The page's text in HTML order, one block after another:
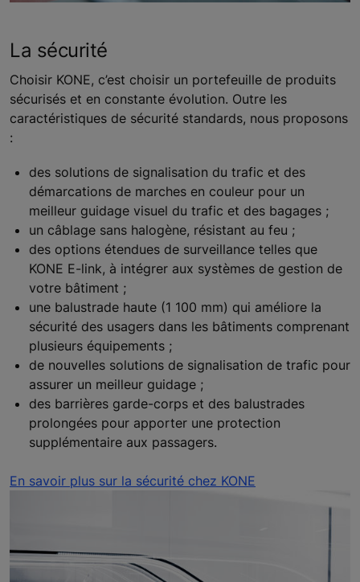
La sécurité
Choisir KONE, c’est choisir un portefeuille de produits
sécurisés et en constante évolution. Outre les
caractéristiques de sécurité standards, nous proposons
:
des solutions de signalisation du trafic et des
démarcations de marches en couleur pour un
meilleur guidage visuel du trafic et des bagages ;
un câblage sans halogène, résistant au feu ;
des options étendues de surveillance telles que
KONE E-link, à intégrer aux systèmes de gestion de
votre bâtiment ;
une balustrade haute (1 100 mm) qui améliore la
sécurité des usagers dans les bâtiments comprenant
plusieurs équipements ;
de nouvelles solutions de signalisation de trafic pour
assurer un meilleur guidage ;
des barrières garde-corps et des balustrades
prolongées pour apporter une protection
supplémentaire aux passagers.
En savoir plus sur la sécurité chez KONE